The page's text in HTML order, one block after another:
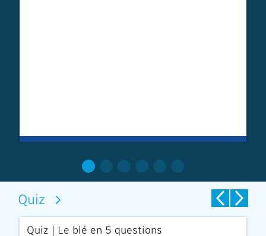
Quiz
Quiz | Le blé en 5 questions